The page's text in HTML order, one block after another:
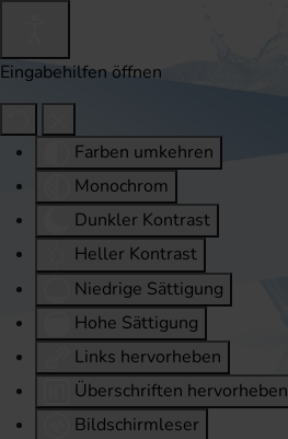
Eingabehilfen öffnen
Farben umkehren
Monochrom
Dunkler Kontrast
Heller Kontrast
Niedrige Sättigung
Hohe Sättigung
Links hervorheben
Überschriften hervorheben
Bildschirmleser